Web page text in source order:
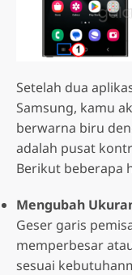
Setelah dua
Samsung, kamu
berwarna biru
adalah pusat
Berikut beberapa
Mengubah
Geser garis
memperbesar
sesuai